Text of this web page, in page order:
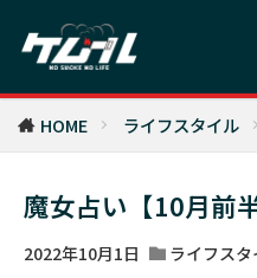
HOME ライフスタイル
魔女占い【10月前半
2022年10月1日 ライフスタ